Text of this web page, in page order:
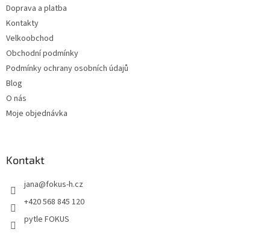
Doprava a platba
Kontakty
Velkoobchod
Obchodní podmínky
Podmínky ochrany osobních údajů
Blog
O nás
Moje objednávka
Kontakt
jana@fokus-h.cz
+420 568 845 120
pytle FOKUS